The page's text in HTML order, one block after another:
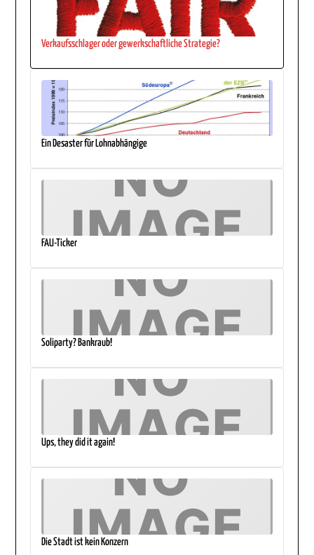
Verkaufsschlager oder gewerkschaftliche Strategie?
Ein Desaster für Lohnabhängige
FAU-Ticker
Soliparty? Bankraub!
Ups, they did it again!
Die Stadt ist kein Konzern